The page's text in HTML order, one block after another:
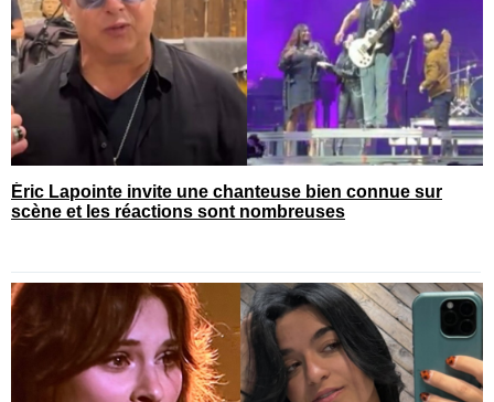
Éric Lapointe invite une chanteuse bien connue sur
scène et les réactions sont nombreuses